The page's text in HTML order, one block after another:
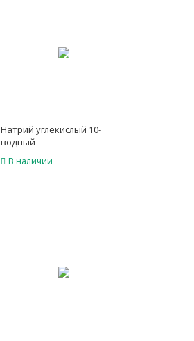
Натрий углекислый 10-
водный
В наличии